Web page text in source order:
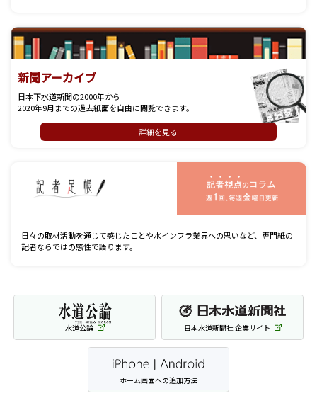
新聞アーカイブ
日本下水道新聞の2000年から
2020年9月までの過去紙面を自由に閲覧できます。
詳細を見る
日々の取材活動を通じて感じたことや水インフラ業界への思いなど、専門紙の
記者ならではの感性で語ります。
水道公論 日本水道新聞社 企業サイト
ホーム画面への追加方法